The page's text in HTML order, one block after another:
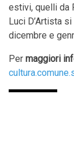
estivi, quelli da
Luci D’Artista
dicembre e
Per maggiori